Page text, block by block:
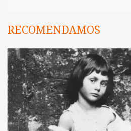
RECOMENDAMOS